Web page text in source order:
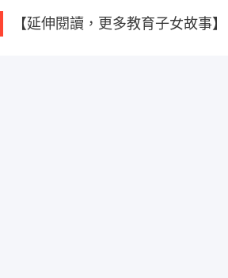
【延伸閱讀，更多教育子女故事】